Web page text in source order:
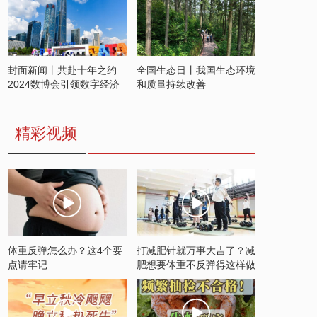
封面新闻丨共赴十年之约
2024数博会引领数字经济
全国生态日丨我国生态环境
和质量持续改善
精彩视频
体重反弹怎么办？这4个要
点请牢记
打减肥针就万事大吉了？减
肥想要体重不反弹得这样做